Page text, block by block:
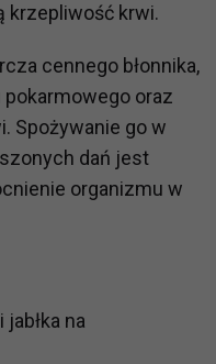
krzepliwość krwi.
cennego błonnika,
pokarmowego oraz
Spożywanie go w
dań jest
organizmu w
na